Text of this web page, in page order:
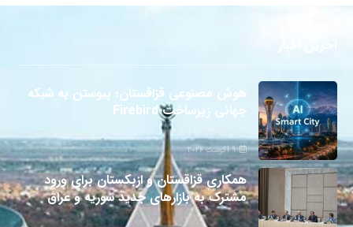
هوش مصنوعی قزاقستان؛ پیوستن به شبکه
جهانی زیرساخت Firebird
9 آگوست 2026
همکاری قزاقستان و ازبکستان برای ورود
مشترک به بازارهای جدید سوریه و عراق